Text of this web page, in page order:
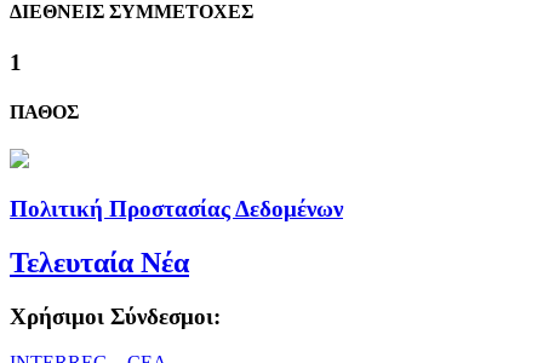
ΔΙΕΘΝΕΙΣ ΣΥΜΜΕΤΟΧΕΣ
1
ΠΑΘΟΣ
Πολιτική Προστασίας Δεδομένων
Τελευταία Νέα
Χρήσιμοι Σύνδεσμοι: